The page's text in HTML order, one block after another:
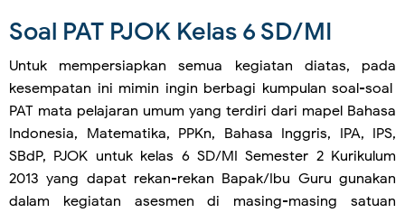
Soal PAT PJOK Kelas 6 SD/MI
Untuk mempersiapkan semua kegiatan diatas, pada
kesempatan ini mimin ingin berbagi kumpulan soal-soal
PAT mata pelajaran umum yang terdiri dari mapel Bahasa
Indonesia, Matematika, PPKn, Bahasa Inggris, IPA, IPS,
SBdP, PJOK untuk kelas 6 SD/MI Semester 2 Kurikulum
2013 yang dapat rekan-rekan Bapak/Ibu Guru gunakan
dalam kegiatan asesmen di masing-masing satuan